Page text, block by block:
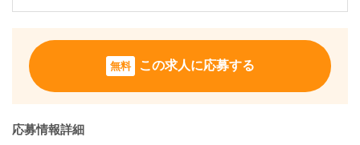
無料 この求人に応募する
応募情報詳細